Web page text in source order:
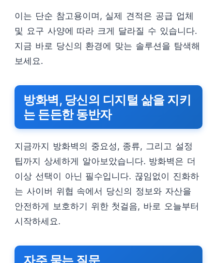
이는 단순 참고용이며, 실제 견적은 공급 업체
및 요구 사양에 따라 크게 달라질 수 있습니다.
지금 바로 당신의 환경에 맞는 솔루션을 탐색해
보세요.
방화벽, 당신의 디지털 삶을 지키
는 든든한 동반자
지금까지 방화벽의 중요성, 종류, 그리고 설정
팁까지 상세하게 알아보았습니다. 방화벽은 더
이상 선택이 아닌 필수입니다. 끊임없이 진화하
는 사이버 위협 속에서 당신의 정보와 자산을
안전하게 보호하기 위한 첫걸음, 바로 오늘부터
시작하세요.